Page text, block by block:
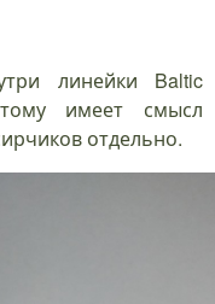
линейки Baltic
имеет смысл
отдельно.